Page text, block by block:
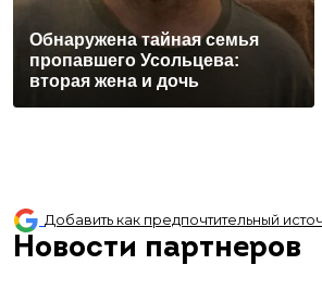
Обнаружена тайная семья
пропавшего Усольцева:
вторая жена и дочь
Добавить как предпочтительный
Новости партнеров